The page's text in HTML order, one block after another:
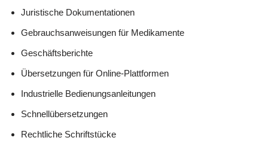
Juristische Dokumentationen
Gebrauchsanweisungen für Medikamente
Geschäftsberichte
Übersetzungen für Online-Plattformen
Industrielle Bedienungsanleitungen
Schnellübersetzungen
Rechtliche Schriftstücke